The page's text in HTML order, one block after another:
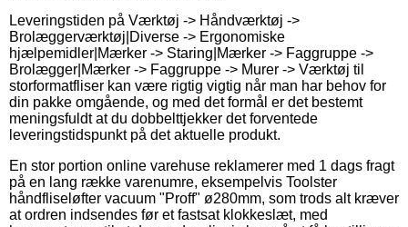
Leveringstiden på Værktøj -> Håndværktøj ->
Brolæggerværktøj|Diverse -> Ergonomiske
hjælpemidler|Mærker -> Staring|Mærker -> Faggruppe ->
Brolægger|Mærker -> Faggruppe -> Murer -> Værktøj til
storformatfliser kan være rigtig vigtig når man har behov for
din pakke omgående, og med det formål er det bestemt
meningsfuldt at du dobbelttjekker det forventede
leveringstidspunkt på det aktuelle produkt.
En stor portion online varehuse reklamerer med 1 dags fragt
på en lang række varenumre, eksempelvis Toolster
håndfliseløfter vacuum "Proff" ø280mm, som trods alt kræver
at ordren indsendes før et fastsat klokkeslæt, med